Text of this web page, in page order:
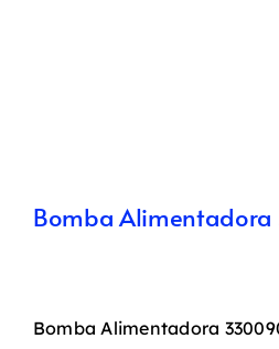
Bomba
Bomba Alimentadora